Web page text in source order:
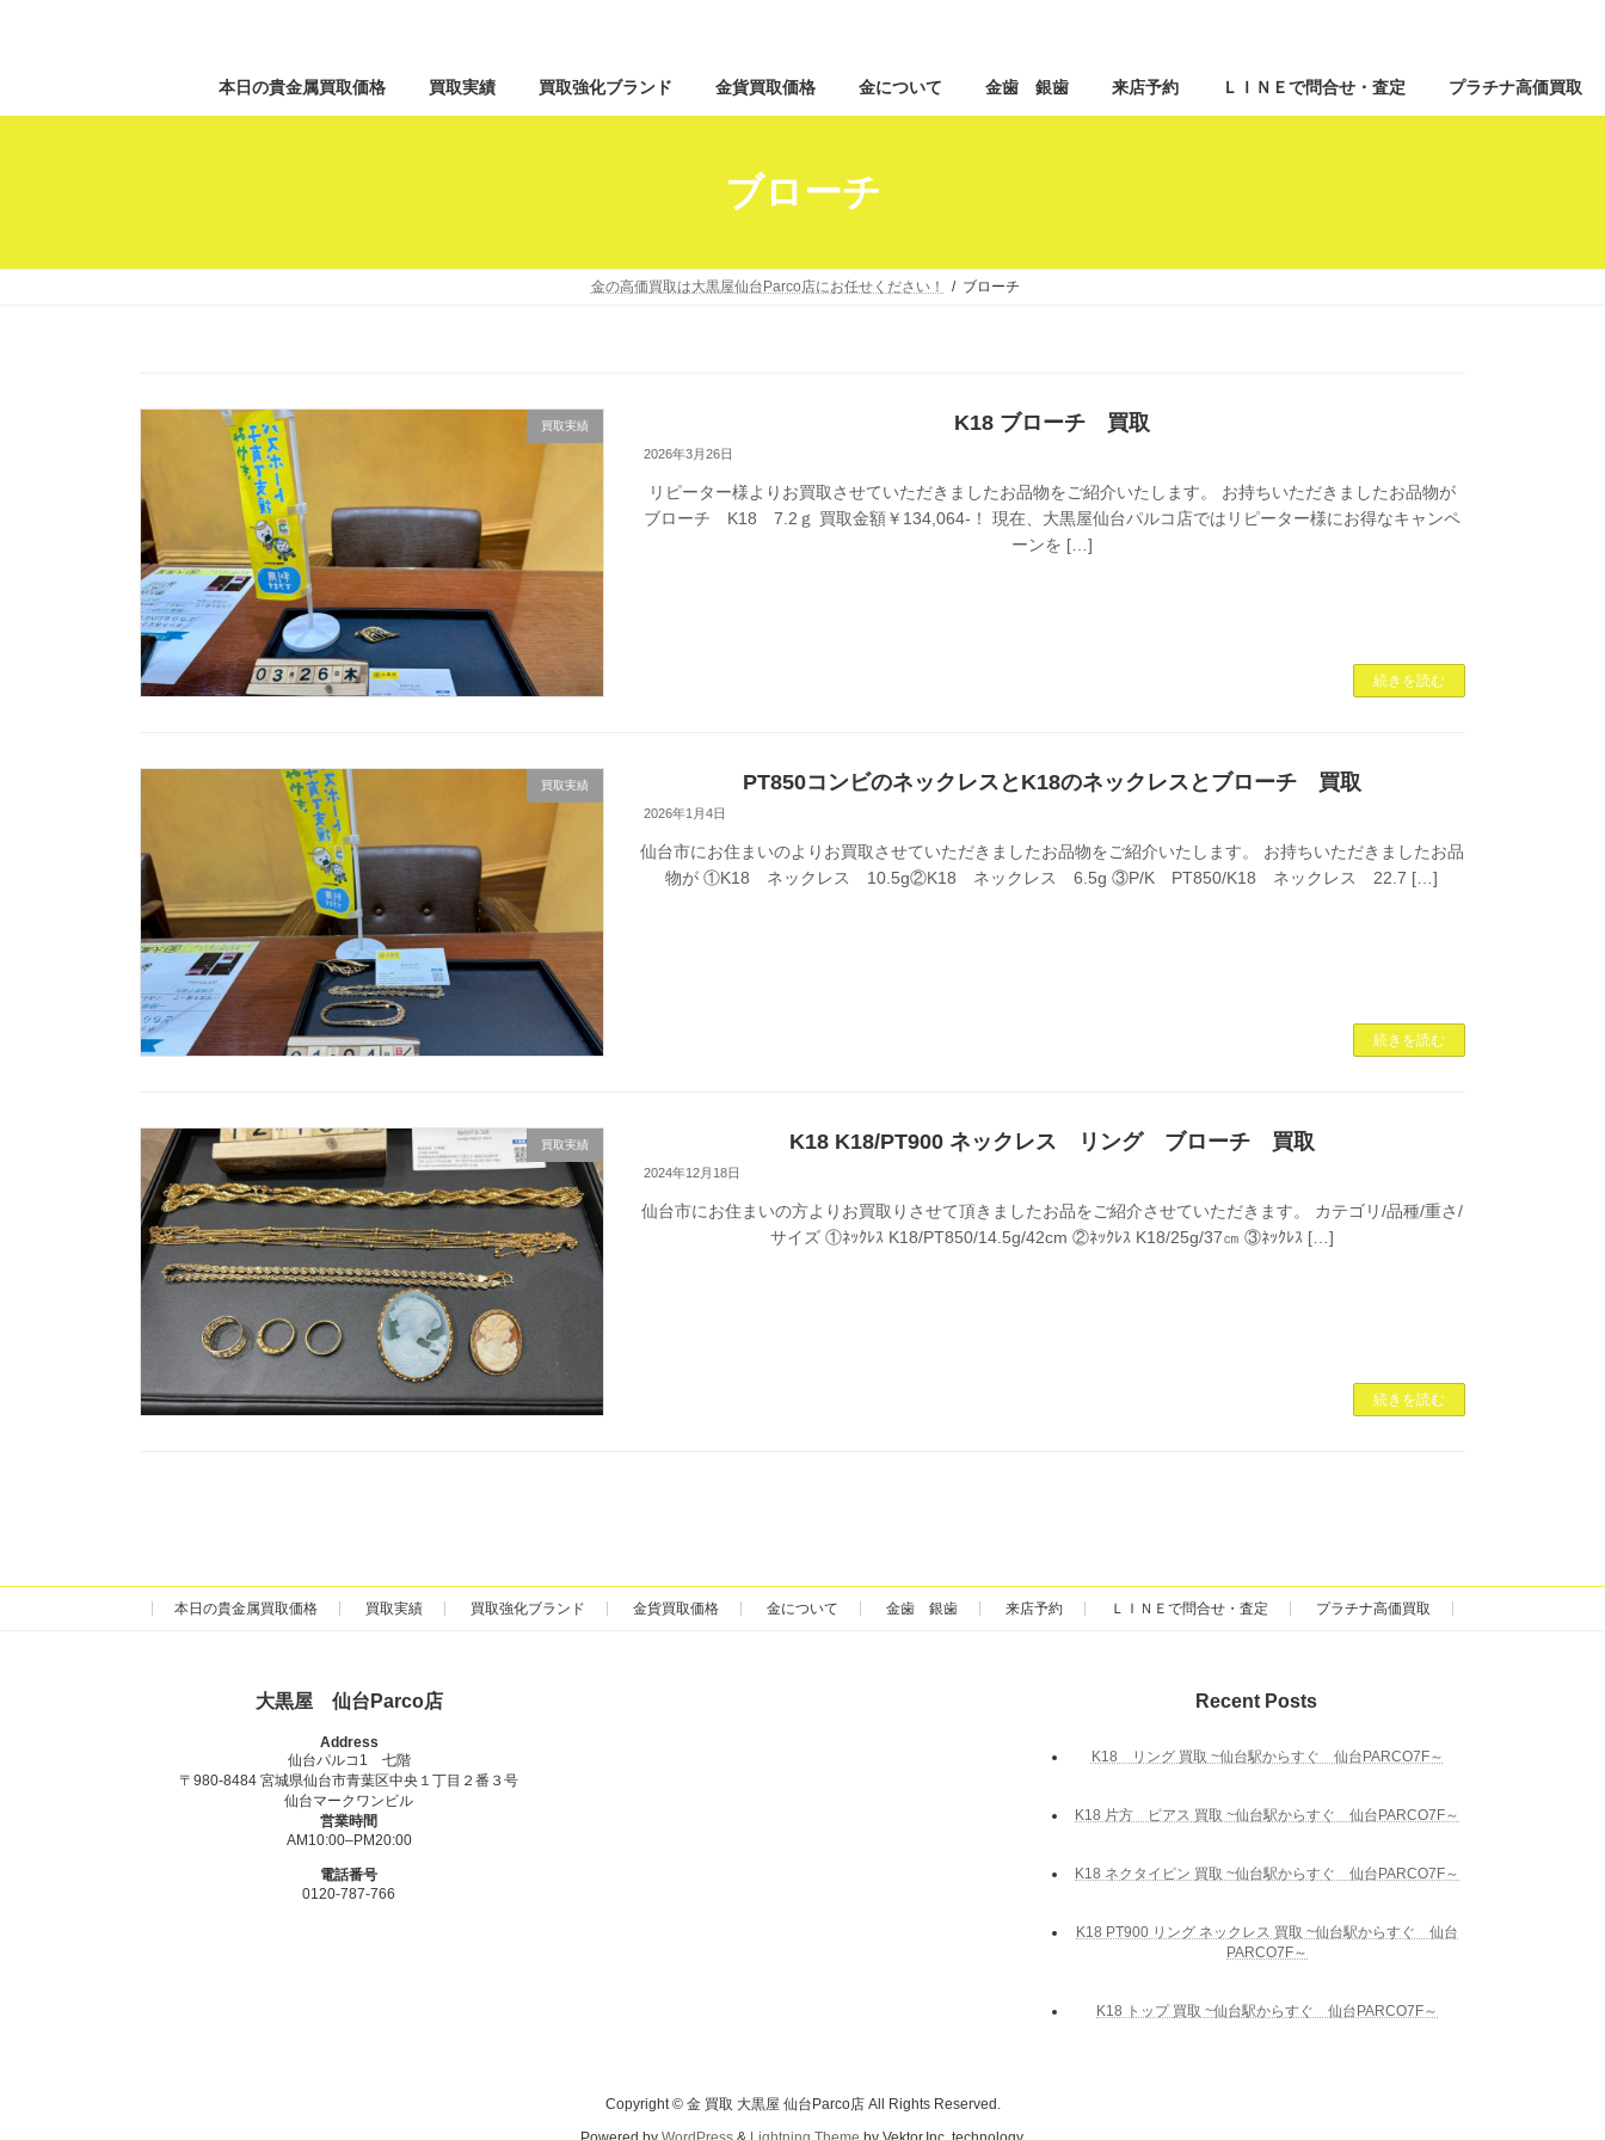
ン
テ
へ
ッ
プ
ビ
ゲ
ョ
移
動
本日の貴金属買取価格 買取実績 買取強化ブランド 金貨買取価格 金について 金歯 銀歯 来店予約 ＬＩＮＥで問合せ・査定 プラチナ高価買取
ブローチ
金の高価買取は大黒屋仙台Parco店にお任せください！ ブローチ
買取実績 K18 ブローチ 買取
2026年3月26日
リピーター様よりお買取させていただきましたお品物をご紹介いたします。 お持ちいただきましたお品物が
ブローチ K18 7.2ｇ 買取金額￥134,064-！ 現在、大黒屋仙台パルコ店ではリピーター様にお得なキャンペ
ーンを […]
続きを読む
買取実績 PT850コンビのネックレスとK18のネックレスとブローチ 買取
2026年1月4日
仙台市にお住まいのよりお買取させていただきましたお品物をご紹介いたします。 お持ちいただきましたお品
物が ①K18 ネックレス 10.5g②K18 ネックレス 6.5g ③P/K PT850/K18 ネックレス 22.7 […]
続きを読む
買取実績 K18 K18/PT900 ネックレス リング ブローチ 買取
2024年12月18日
仙台市にお住まいの方よりお買取りさせて頂きましたお品をご紹介させていただきます。 カテゴリ/品種/重さ/
サイズ ①ﾈｯｸﾚｽ K18/PT850/14.5g/42cm ②ﾈｯｸﾚｽ K18/25g/37㎝ ③ﾈｯｸﾚｽ […]
続きを読む
本日の貴金属買取価格 買取実績 買取強化ブランド 金貨買取価格 金について 金歯 銀歯 来店予約 ＬＩＮＥで問合せ・査定 プラチナ高価買取
大黒屋 仙台Parco店
Address
仙台パルコ1 七階
〒980-8484 宮城県仙台市青葉区中央１丁目２番３号
仙台マークワンビル
営業時間
AM10:00–PM20:00
電話番号
0120-787-766
Recent Posts
K18 リング 買取 ~仙台駅からすぐ 仙台PARCO7F～
K18 片方 ピアス 買取 ~仙台駅からすぐ 仙台PARCO7F～
K18 ネクタイピン 買取 ~仙台駅からすぐ 仙台PARCO7F～
K18 PT900 リング ネックレス 買取 ~仙台駅からすぐ 仙台
PARCO7F～
K18 トップ 買取 ~仙台駅からすぐ 仙台PARCO7F～
Copyright © 金 買取 大黒屋 仙台Parco店 All Rights Reserved.